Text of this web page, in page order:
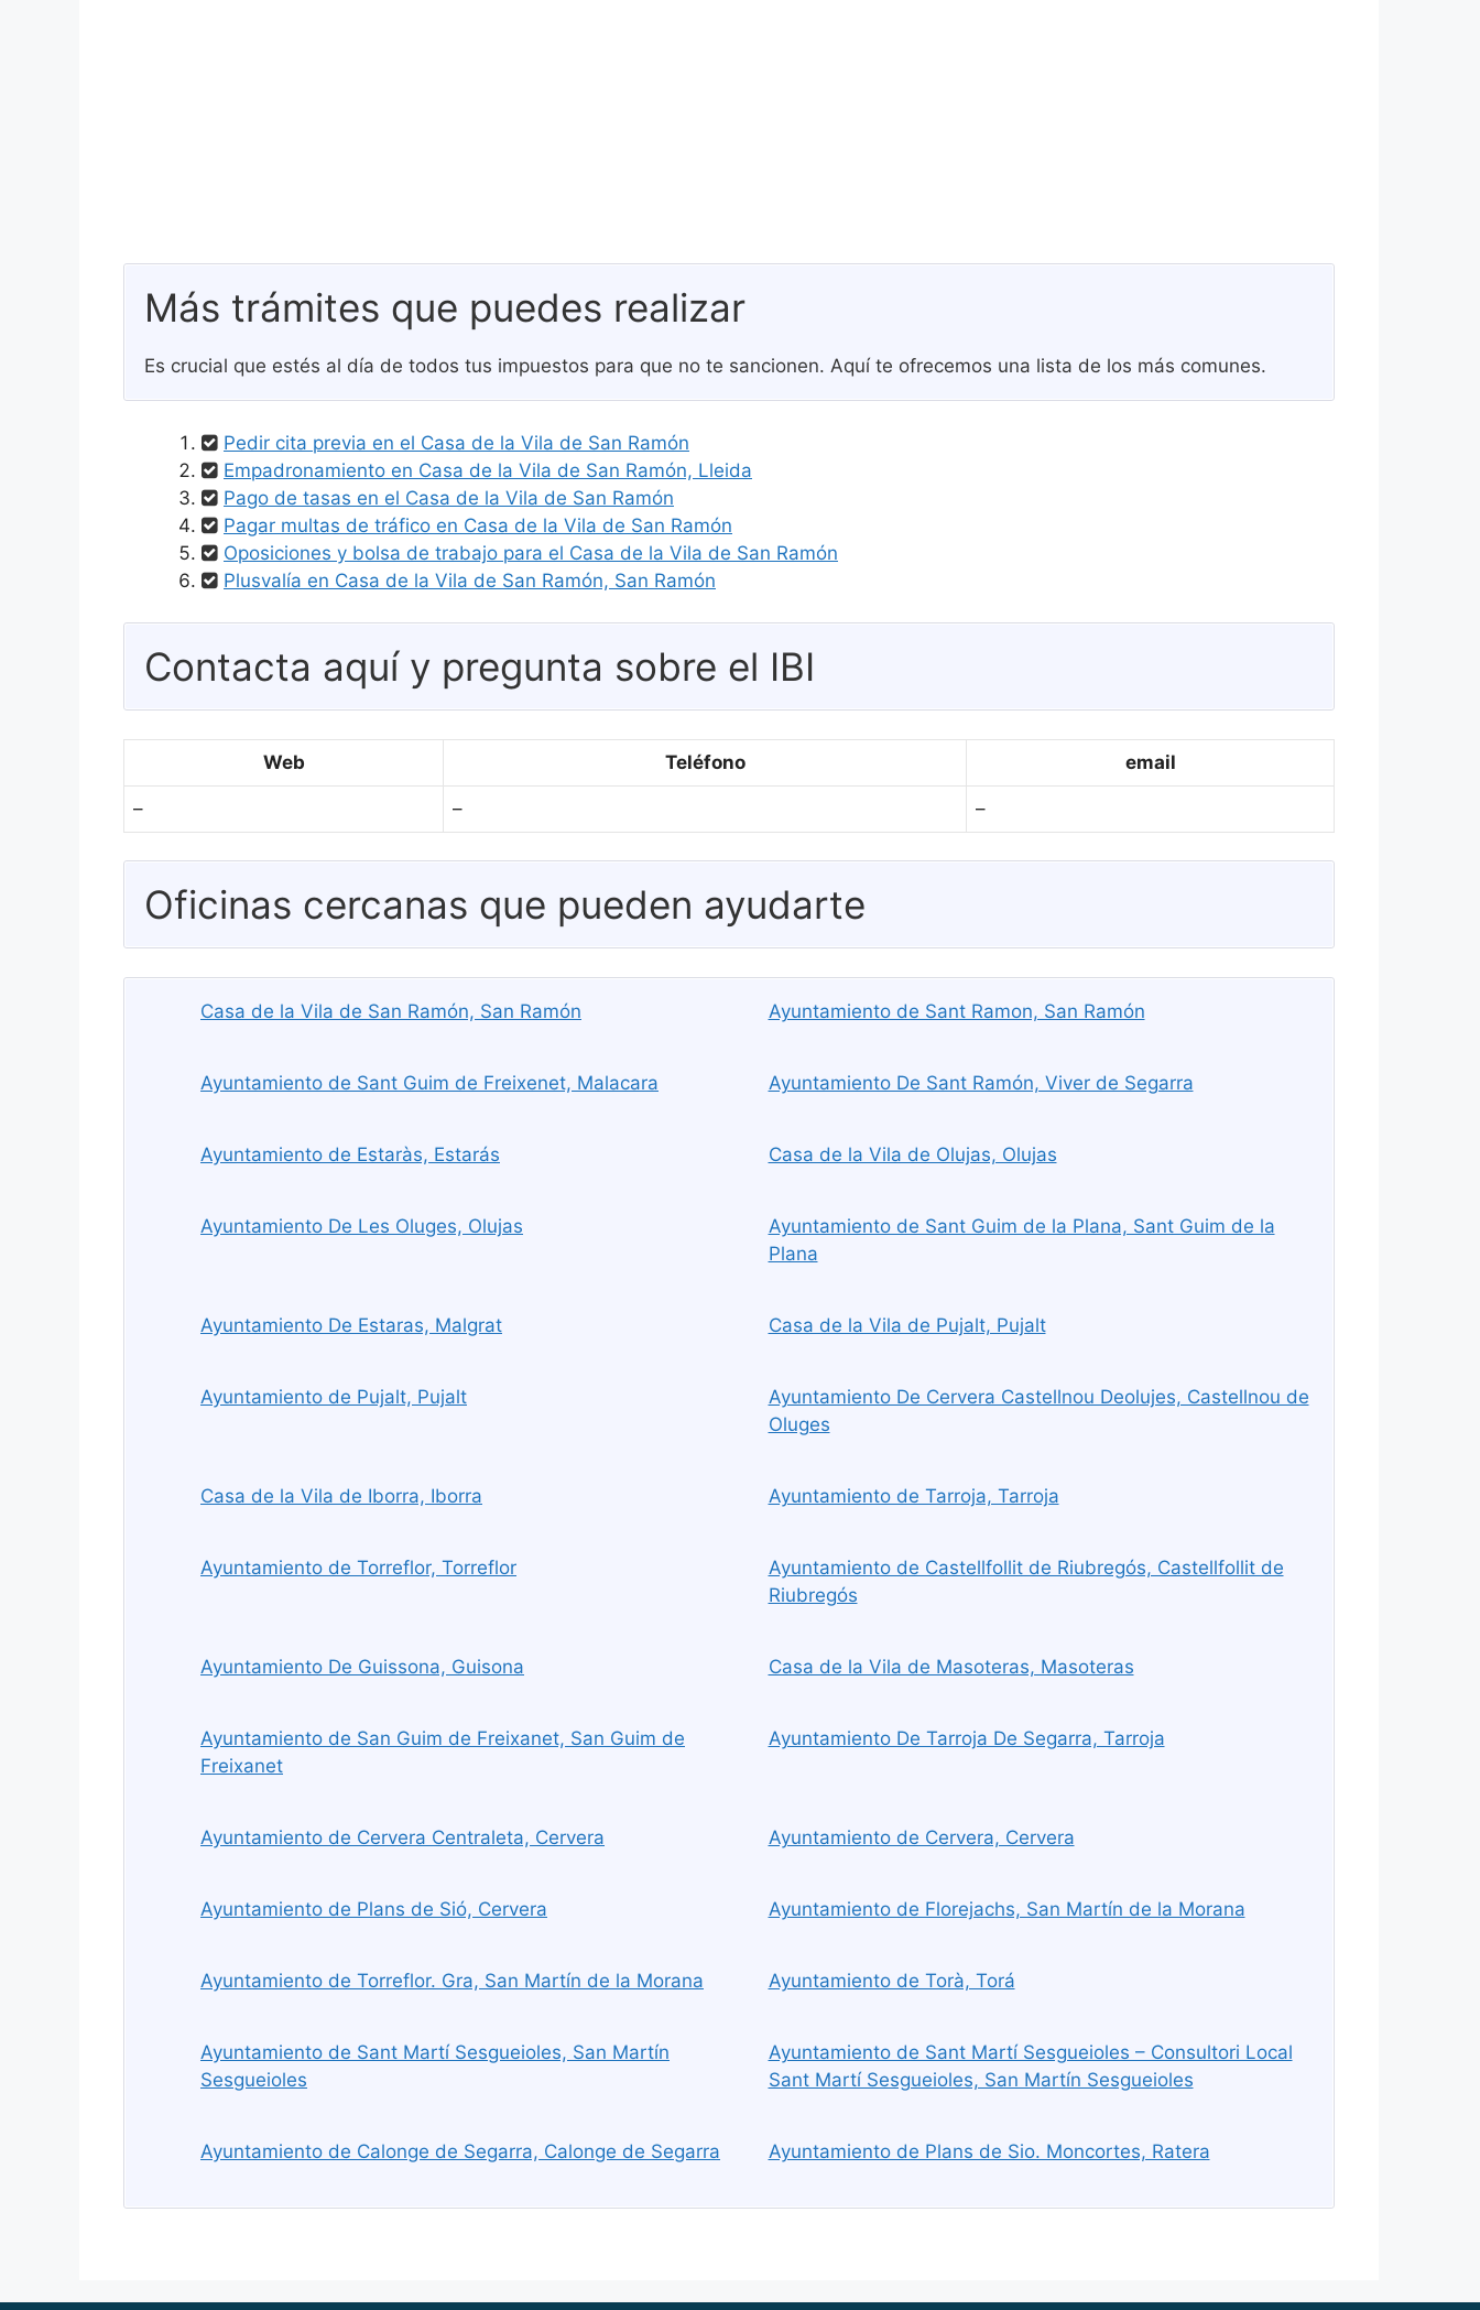
Más trámites que puedes realizar
Es crucial que estés al día de todos tus impuestos para que no te sancionen. Aquí te ofrecemos una lista de los más comunes.
Pedir cita previa en el Casa de la Vila de San Ramón
Empadronamiento en Casa de la Vila de San Ramón, Lleida
Pago de tasas en el Casa de la Vila de San Ramón
Pagar multas de tráfico en Casa de la Vila de San Ramón
Oposiciones y bolsa de trabajo para el Casa de la Vila de San Ramón
Plusvalía en Casa de la Vila de San Ramón, San Ramón
Contacta aquí y pregunta sobre el IBI
Web Teléfono email
– – –
Oficinas cercanas que pueden ayudarte
Casa de la Vila de San Ramón, San Ramón Ayuntamiento de Sant Ramon, San Ramón
Ayuntamiento de Sant Guim de Freixenet, Malacara Ayuntamiento De Sant Ramón, Viver de Segarra
Ayuntamiento de Estaràs, Estarás Casa de la Vila de Olujas, Olujas
Ayuntamiento De Les Oluges, Olujas
Ayuntamiento de Sant Guim de la Plana, Sant Guim de la
Plana
Ayuntamiento De Estaras, Malgrat Casa de la Vila de Pujalt, Pujalt
Ayuntamiento de Pujalt, Pujalt
Ayuntamiento De Cervera Castellnou Deolujes, Castellnou de
Oluges
Casa de la Vila de Iborra, Iborra Ayuntamiento de Tarroja, Tarroja
Ayuntamiento de Torreflor, Torreflor
Ayuntamiento de Castellfollit de Riubregós, Castellfollit de
Riubregós
Ayuntamiento De Guissona, Guisona Casa de la Vila de Masoteras, Masoteras
Ayuntamiento de San Guim de Freixanet, San Guim de
Freixanet
Ayuntamiento De Tarroja De Segarra, Tarroja
Ayuntamiento de Cervera Centraleta, Cervera Ayuntamiento de Cervera, Cervera
Ayuntamiento de Plans de Sió, Cervera Ayuntamiento de Florejachs, San Martín de la Morana
Ayuntamiento de Torreflor. Gra, San Martín de la Morana Ayuntamiento de Torà, Torá
Ayuntamiento de Sant Martí Sesgueioles, San Martín
Sesgueioles
Ayuntamiento de Sant Martí Sesgueioles – Consultori Local
Sant Martí Sesgueioles, San Martín Sesgueioles
Ayuntamiento de Calonge de Segarra, Calonge de Segarra Ayuntamiento de Plans de Sio. Moncortes, Ratera